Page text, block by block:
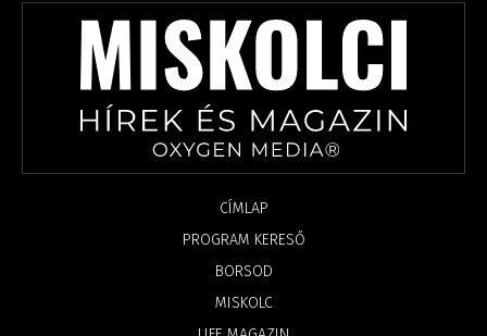
CÍMLAP
PROGRAM KERESŐ
BORSOD
MISKOLC